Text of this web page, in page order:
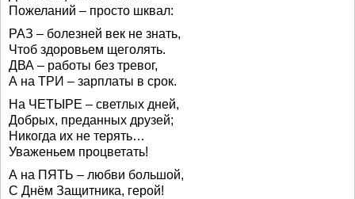
Пожеланий – просто шквал:
РАЗ – болезней век не знать,
Чтоб здоровьем щеголять.
ДВА – работы без тревог,
А на ТРИ – зарплаты в срок.
На ЧЕТЫРЕ – светлых дней,
Добрых, преданных друзей;
Никогда их не терять…
Уваженьем процветать!
А на ПЯТЬ – любви большой,
С Днём Защитника, герой!